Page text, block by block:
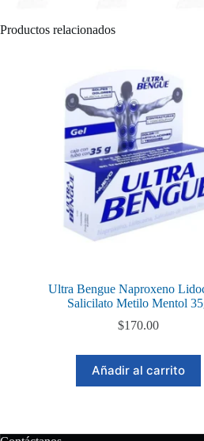
Productos relacionados
Ultra Bengue Naproxeno
Salicilato Metilo Mentol
$170.00
Añadir al carrito